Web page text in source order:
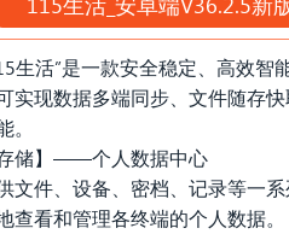
生活”是一款安全稳定、高效
实现数据多端同步、文件随存
。
存储】——个人数据中心
文件、设备、密档、记录等一
查看和管理各终端的个人数据。